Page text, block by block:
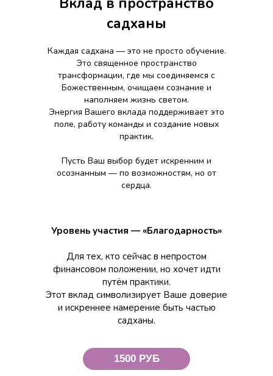
садханы
Каждая садхана — это не просто обучение.
Это священное пространство
трансформации, где мы соединяемся с
Божественным, очищаем сознание и
наполняем жизнь светом.
Энергия Вашего вклада поддерживает это
поле, работу команды и создание новых
практик.
Пусть Ваш выбор будет искренним и
осознанным — по возможностям, но от
сердца.
Уровень участия — «Благодарность»
Для тех, кто сейчас в непростом
финансовом положении, но хочет идти
путём практики.
Этот вклад символизирует Ваше доверие
и искреннее намерение быть частью
садханы.
1500 РУБ